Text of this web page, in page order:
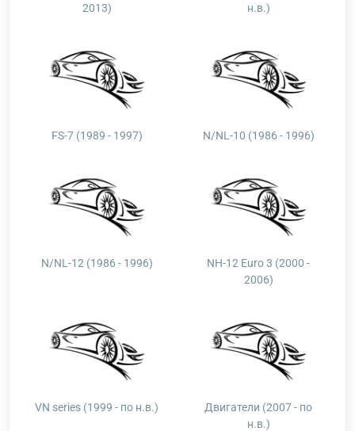
2013)
н.в.)
FS-7 (1989 - 1997) N/NL-10 (1986 - 1996)
N/NL-12 (1986 - 1996)
NH-12 Euro 3 (2000 -
2006)
VN series (1999 - по н.в.)
Двигатели (2007 - по
н.в.)